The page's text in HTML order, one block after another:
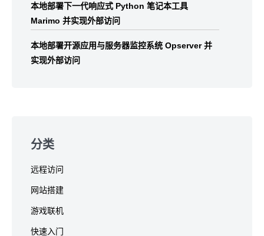
本地部署下一代响应式 Python 笔记本工具
Marimo 并实现外部访问
本地部署开源应用与服务器监控系统 Opserver 并
实现外部访问
分类
远程访问
网站搭建
游戏联机
快速入门